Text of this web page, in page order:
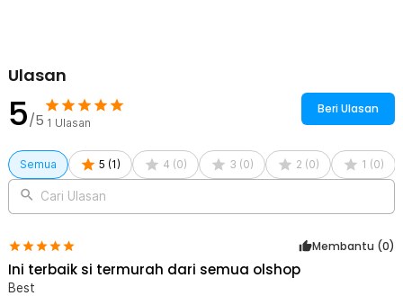
1 x Biutte.co Tas Kosmetik Make Up Travel Organizer Bag
Waterproof - F125
Ulasan
5/5 1 Ulasan
Beri Ulasan
Semua 5 (1 ) 4 (0) 3 (0) 2 (0) 1 (0)
Cari Ulasan
Membantu (0)
Ini terbaik si termurah dari semua olshop
Best